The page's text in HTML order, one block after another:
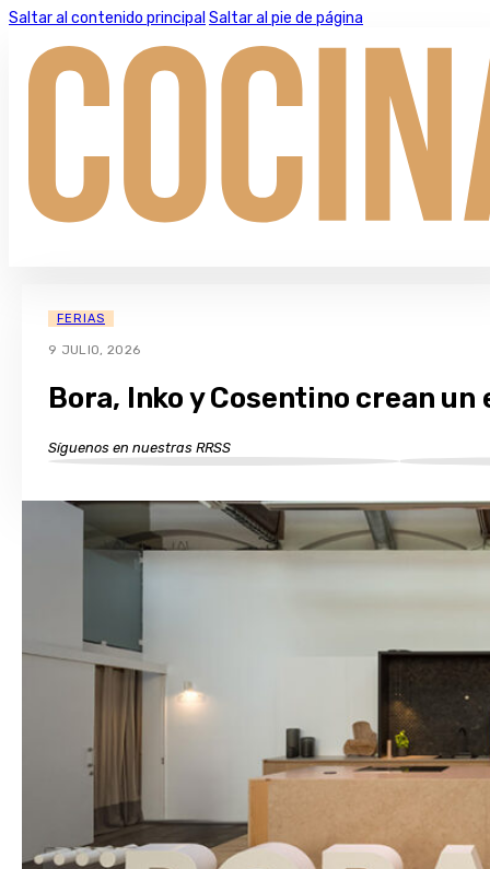
Saltar al contenido principal Saltar al pie de página
FERIAS
9 JULIO, 2026
Bora, Inko y Cosentino crean
Síguenos en nuestras RRSS